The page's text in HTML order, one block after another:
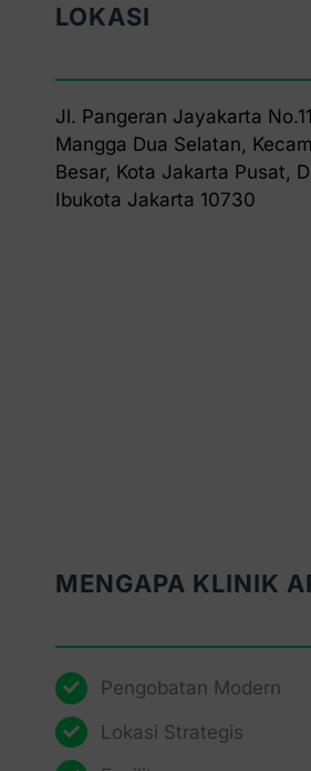
LOKASI
Jl. Pangeran Jayakarta
Mangga Dua Selatan,
Besar, Kota Jakarta Pusat,
Ibukota Jakarta 10730
MENGAPA KLINIK
Pengobatan Modern
Lokasi Strategis